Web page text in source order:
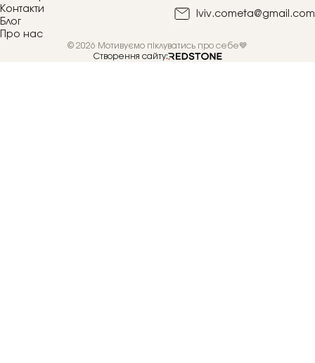
Контакти
Блог
Про нас
lviv.cometa@gmail.com
© 2026 Мотивуємо піклуватись про себе💙
Створення сайту: